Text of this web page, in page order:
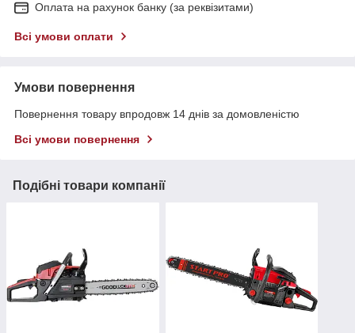
Оплата на рахунок банку (за реквізитами)
Всі умови оплати
Умови повернення
Повернення товару впродовж 14 днів за домовленістю
Всі умови повернення
Подібні товари компанії